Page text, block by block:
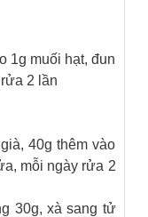
1g muối hạt, đun
2 lần
40g thêm vào
mỗi ngày rửa 2
30g, xà sang tử